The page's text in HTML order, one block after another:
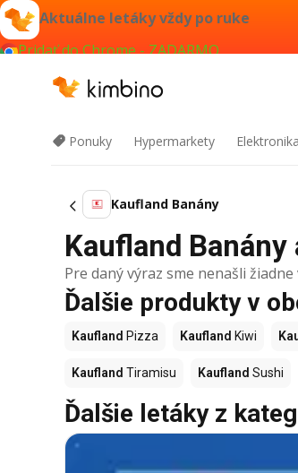
Aktuálne letáky vždy po ruke
Pridať do Chrome - ZADARMO
Ponuky Hypermarkety Elektronika
Kaufland Banány
Kaufland
Pre daný výraz sme nenašli žiadne
Ďalšie produkty v
Kaufland Pizza Kaufland Kiwi
Kaufland Tiramisu Kaufland Sushi
Ďalšie letáky z